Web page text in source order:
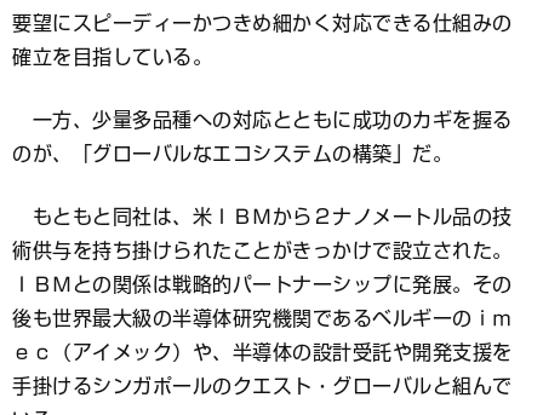
要望にスピーディーかつきめ細かく対応できる仕組みの
確立を目指している。
一方、少量多品種への対応とともに成功のカギを握る
のが、「グローバルなエコシステムの構築」だ。
もともと同社は、米ＩＢＭから２ナノメートル品の技
術供与を持ち掛けられたことがきっかけで設立された。
ＩＢＭとの関係は戦略的パートナーシップに発展。その
後も世界最大級の半導体研究機関であるベルギーのｉｍ
ｅｃ（アイメック）や、半導体の設計受託や開発支援を
手掛けるシンガポールのクエスト・グローバルと組んで